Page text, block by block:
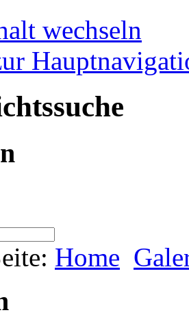
wechseln
Home